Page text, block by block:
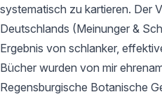
systematisch zu kartieren. Der
Deutschlands (Meinunger &
Ergebnis von schlanker,
Bücher wurden von mir
Regensburgische Botanische